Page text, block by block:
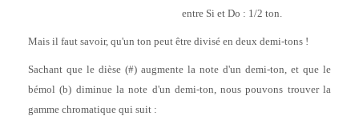
entre Si et Do : 1/2 ton.
Mais il faut savoir, qu'un ton peut être divisé en deux demi-tons !
Sachant que le dièse (#) augmente la note d'un demi-ton, et que le
bémol (b) diminue la note d'un demi-ton, nous pouvons trouver la
gamme chromatique qui suit :